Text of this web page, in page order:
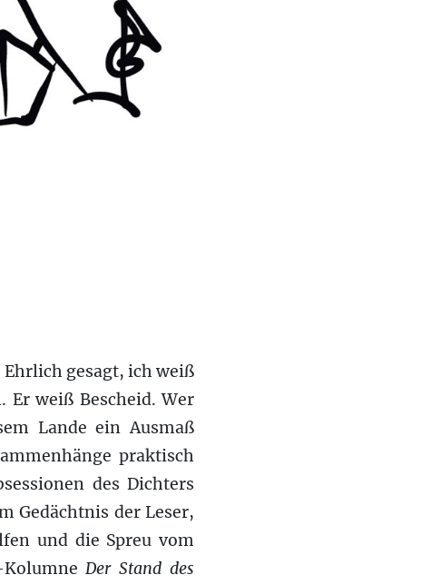
gesagt, ich weiß
weiß Bescheid. Wer
Lande ein Ausmaß
praktisch
des Dichters
Gedächtnis der Leser,
und die Spreu vom
KolumneDer Stand des